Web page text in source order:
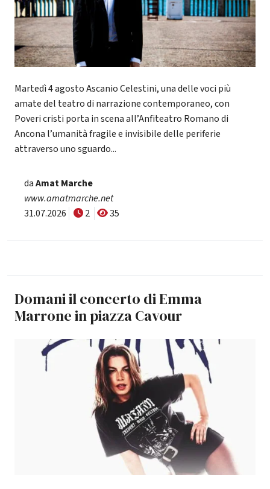
Martedì 4 agosto Ascanio Celestini, una delle voci più
amate del teatro di narrazione contemporaneo, con
Poveri cristi porta in scena all’Anfiteatro Romano di
Ancona l’umanità fragile e invisibile delle periferie
attraverso uno sguardo...
daAmat Marche
www.amatmarche.net
31.07.2026
2 35
Domani il concerto di Emma
Marrone in piazza Cavour